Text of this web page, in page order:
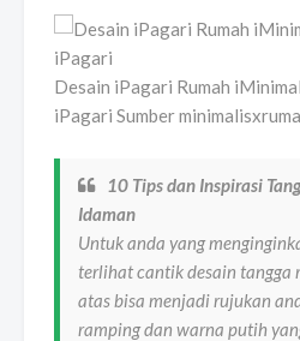
Desain iPagari Rumah
iPagari Sumber
10 Tips dan Inspirasi
Idaman
Untuk anda yang
terlihat cantik desain tangga
atas bisa menjadi rujukan
ramping dan warna putih